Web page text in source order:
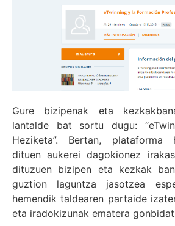
Gure bizipenak eta
lantalde bat sortu dugu:
Heziketa”. Bertan, plataforma
dituen aukerei dagokionez
dituzuen bizipen eta kezkak
guztion laguntza jasotzea
hemendik taldearen partaide
eta iradokizunak ematera